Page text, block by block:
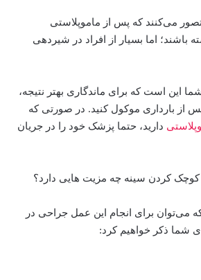
می‌کنند که پس از ماموپلاستی
باشند؛ اما بسیار از افراد در شیردهی
این است که برای ماندگاری بهتر نتیجه،
از بارداری موکول کنید. در صورتی که
دارید، حتما پزشک خود را در جریان
کوچک کردن سینه چه مزیت هایی دارد؟
می‌توان برای انجام این عمل جراحی در
شما ذکر خواهیم کرد: